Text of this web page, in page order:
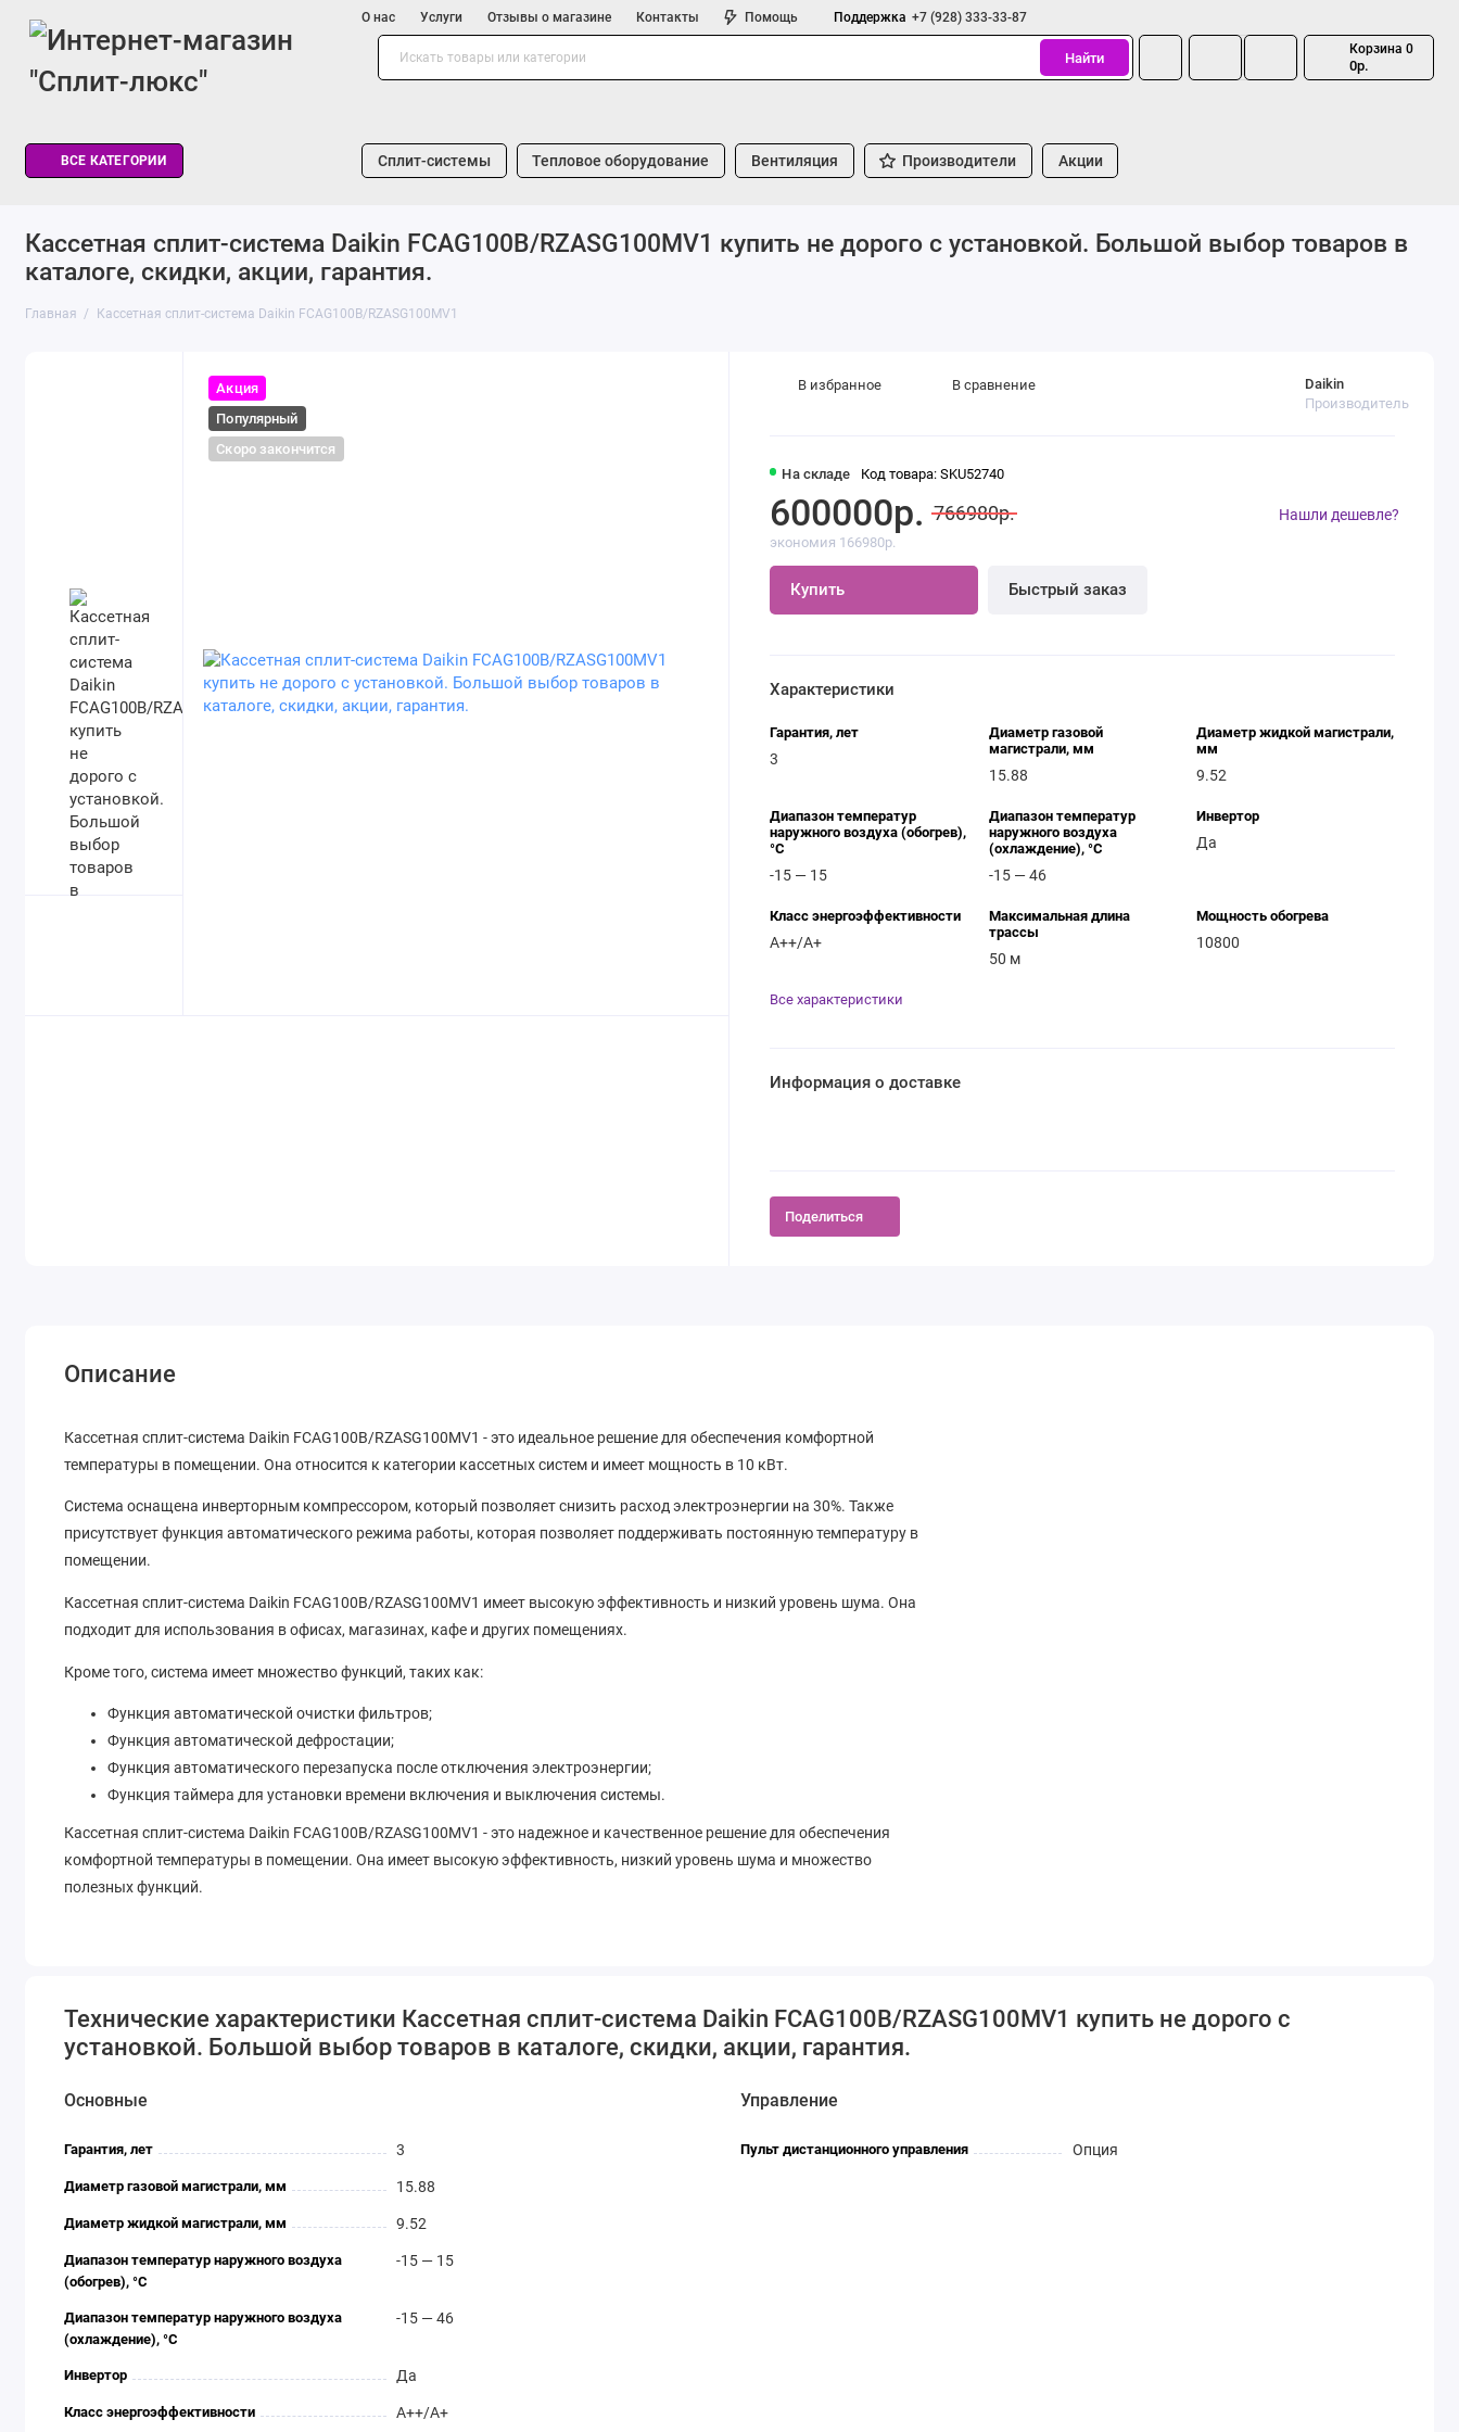
О нас Услуги Отзывы о магазине Контакты Помощь Поддержка +7 (928) 333-33-87
Найти
Корзина 0
0р.
ВСЕ КАТЕГОРИИ Сплит-системы Тепловое оборудование Вентиляция Производители Акции
Кассетная сплит-система Daikin FCAG100B/RZASG100MV1 купить не дорого с установкой. Большой выбор товаров в
каталоге, скидки, акции, гарантия.
Главная Кассетная сплит-система Daikin FCAG100B/RZASG100MV1
Акция
Популярный
Скоро закончится
На складе
Код товара: SKU52740
Daikin
Производитель
600000р. 766980р.
экономия 166980р.
Купить Быстрый заказ
Нашли дешевле?
В избранное В сравнение
Характеристики
Гарантия, лет
3
Диаметр газовой
магистрали, мм
15.88
Диаметр жидкой магистрали,
мм
9.52
Диапазон температур
наружного воздуха (обогрев),
°C
-15 — 15
Диапазон температур
наружного воздуха
(охлаждение), °C
-15 — 46
Инвертор
Да
Класс энергоэффективности
A++/A+
Максимальная длина
трассы
50 м
Мощность обогрева
10800
Все характеристики
Информация о доставке
Поделиться
Описание
Кассетная сплит-система Daikin FCAG100B/RZASG100MV1 - это идеальное решение для обеспечения комфортной
температуры в помещении. Она относится к категории кассетных систем и имеет мощность в 10 кВт.
Система оснащена инверторным компрессором, который позволяет снизить расход электроэнергии на 30%. Также
присутствует функция автоматического режима работы, которая позволяет поддерживать постоянную температуру в
помещении.
Кассетная сплит-система Daikin FCAG100B/RZASG100MV1 имеет высокую эффективность и низкий уровень шума. Она
подходит для использования в офисах, магазинах, кафе и других помещениях.
Кроме того, система имеет множество функций, таких как:
Функция автоматической очистки фильтров;
Функция автоматической дефростации;
Функция автоматического перезапуска после отключения электроэнергии;
Функция таймера для установки времени включения и выключения системы.
Кассетная сплит-система Daikin FCAG100B/RZASG100MV1 - это надежное и качественное решение для обеспечения
комфортной температуры в помещении. Она имеет высокую эффективность, низкий уровень шума и множество
полезных функций.
Технические характеристики Кассетная сплит-система Daikin FCAG100B/RZASG100MV1 купить не дорого с
установкой. Большой выбор товаров в каталоге, скидки, акции, гарантия.
Основные
Гарантия, лет 3
Диаметр газовой магистрали, мм 15.88
Диаметр жидкой магистрали, мм 9.52
Диапазон температур наружного воздуха
(обогрев), °C
-15 — 15
Диапазон температур наружного воздуха
(охлаждение), °C
-15 — 46
Инвертор Да
Класс энергоэффективности A++/A+
Управление
Пульт дистанционного управления Опция